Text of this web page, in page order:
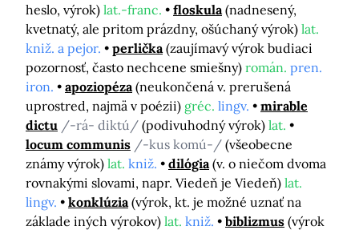
heslo, výrok) lat.-franc. floskula (nadnesený,
kvetnatý, ale pritom prázdny, ošúchaný výrok) lat.
kniž. a pejor.
perlička (zaujímavý výrok budiaci
pozornosť, často nechcene smiešny) román. pren.
iron.
apoziopéza (neukončená v. prerušená
uprostred, najmä v poézii) gréc. lingv.
mirable
dictu /-rá- diktú/ (podivuhodný výrok) lat.
locum communis /-kus komú-/ (všeobecne
známy výrok) lat. kniž. dilógia (v. o niečom dvoma
rovnakými slovami, napr. Viedeň je Viedeň) lat.
lingv.
konklúzia (výrok, kt. je možné uznať na
základe iných výrokov) lat. kniž. biblizmus (výrok